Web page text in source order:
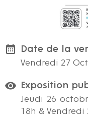
Date de la
Vendredi 27
Exposition
Jeudi 26
18h &